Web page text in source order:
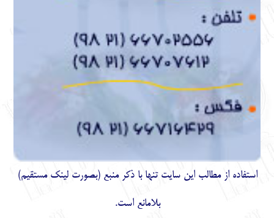
استفاده از مطالب اين سايت تنها با ذكر منبع (بصورت لینک مستقیم)
بلامانع است.